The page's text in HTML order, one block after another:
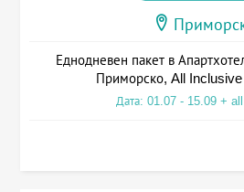
Еднодневен пакет в
Приморско, All
Дата: 01.07 - 15.09 +